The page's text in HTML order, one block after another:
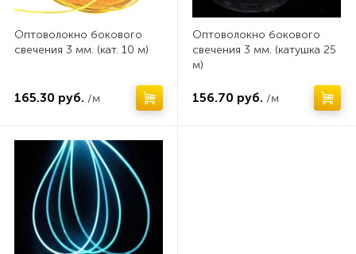
Оптоволокно бокового
свечения 3 мм. (кат. 10 м)
165.30 руб. /м
Оптоволокно бокового
свечения 3 мм. (катушка 25
м)
156.70 руб. /м